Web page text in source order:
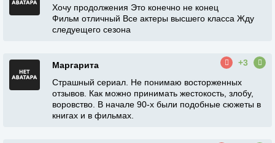
Хочу продолжения Это конечно не конец
Фильм отличный Все актеры высшего класса Жду
следуещего сезона
Маргарита
+3
Страшный сериал. Не понимаю восторженных
отзывов. Как можно принимать жестокость, злобу,
воровство. В начале 90-х были подобные сюжеты в
книгах и в фильмах.